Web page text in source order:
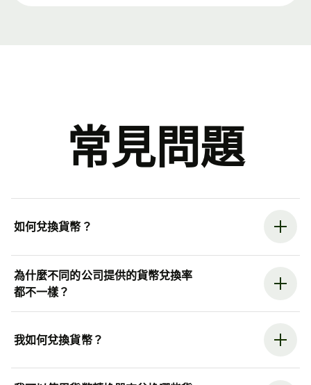
常見問題
如何兌換貨幣？
為什麼不同的公司提供的貨幣兌換率
都不一樣？
我如何兌換貨幣？